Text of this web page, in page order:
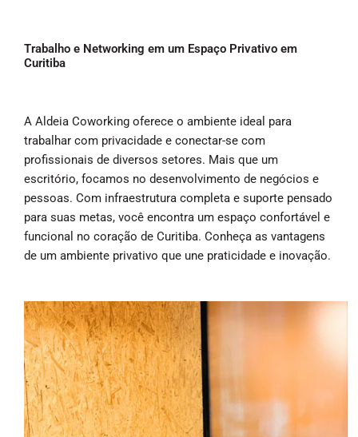
Trabalho e Networking em um Espaço Privativo em
Curitiba
A Aldeia Coworking oferece o ambiente ideal para
trabalhar com privacidade e conectar-se com
profissionais de diversos setores. Mais que um
escritório, focamos no desenvolvimento de negócios e
pessoas. Com infraestrutura completa e suporte pensado
para suas metas, você encontra um espaço confortável e
funcional no coração de Curitiba. Conheça as vantagens
de um ambiente privativo que une praticidade e inovação.